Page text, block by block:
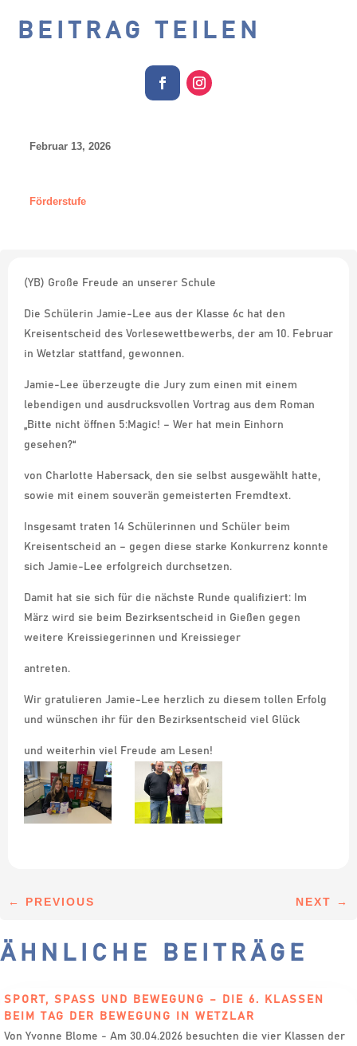
BEITRAG TEILEN
Februar 13, 2026
Förderstufe
(YB) Große Freude an unserer Schule
Die Schülerin Jamie-Lee aus der Klasse 6c hat den
Kreisentscheid des Vorlesewettbewerbs, der am 10. Februar
in Wetzlar stattfand, gewonnen.
Jamie-Lee überzeugte die Jury zum einen mit einem
lebendigen und ausdrucksvollen Vortrag aus dem Roman
„Bitte nicht öffnen 5:Magic! – Wer hat mein Einhorn
gesehen?“
von Charlotte Habersack, den sie selbst ausgewählt hatte,
sowie mit einem souverän gemeisterten Fremdtext.
Insgesamt traten 14 Schülerinnen und Schüler beim
Kreisentscheid an – gegen diese starke Konkurrenz konnte
sich Jamie-Lee erfolgreich durchsetzen.
Damit hat sie sich für die nächste Runde qualifiziert: Im
März wird sie beim Bezirksentscheid in Gießen gegen
weitere Kreissiegerinnen und Kreissieger
antreten.
Wir gratulieren Jamie-Lee herzlich zu diesem tollen Erfolg
und wünschen ihr für den Bezirksentscheid viel Glück
und weiterhin viel Freude am Lesen!
← PREVIOUS NEXT →
ÄHNLICHE BEITRÄGE
SPORT, SPASS UND BEWEGUNG – DIE 6. KLASSEN B
EIM TAG DER BEWEGUNG IN WETZLAR
Von Yvonne Blome - Am 30.04.2026 besuchten die vier Klassen der